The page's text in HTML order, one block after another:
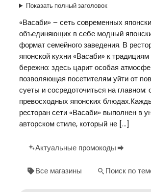
Показать полный заголовок
«Васаби» – сеть современных
объединяющих в себе модный
формат семейного заведения. В
японской кухни «Васаби» к традициям
бережно: здесь царит особая
позволяющая посетителям уйти от
суеты и сосредоточиться на главном:
превосходных японских
ресторан сети «Васаби» выполнен в
авторском стиле, который не […]
Актуальные промокоды
Все магазины Поиск по